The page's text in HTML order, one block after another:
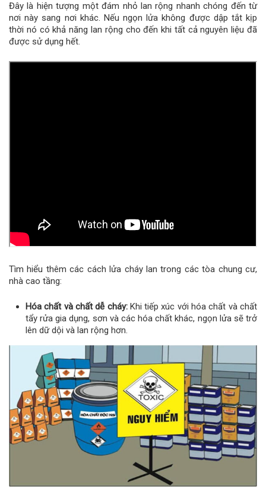
Đây là hiện tượng một đám nhỏ lan rộng nhanh chóng đến từ
nơi này sang nơi khác. Nếu ngọn lửa không được dập tắt kịp
thời nó có khả năng lan rộng cho đến khi tất cả nguyên liệu đã
được sử dụng hết.
Tìm hiểu thêm các cách lửa cháy lan trong các tòa chung cư,
nhà cao tầng:
Hóa chất và chất dễ cháy:Khi tiếp xúc với hóa chất và chất
tẩy rửa gia dụng, sơn và các hóa chất khác, ngọn lửa sẽ trở
lên dữ dội và lan rộng hơn.